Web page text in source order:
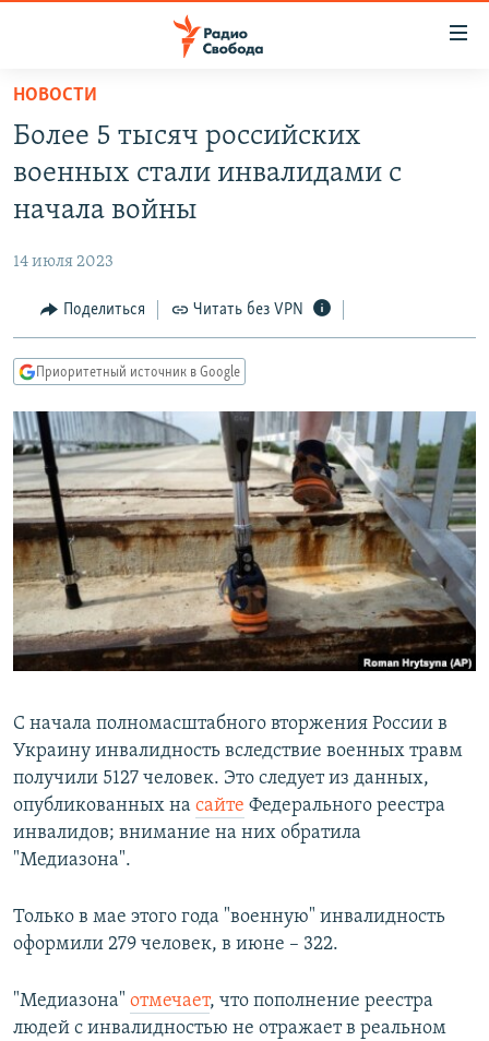
упрощенного
доступа
основному
Вернутся
Вернутся
поиску
АВТОРСКИЕ ПРОЕКТЫ
МНЕНИЯ
КУЛЬТУРА
КАВКАЗ.РЕАЛИИ
СЕВЕР.РЕАЛИИ
СИБИРЬ.РЕАЛИИ
РАСПИСАНИЕ ВЕЩАНИЯ
ПОДПИШИТЕСЬ НА РАССЫЛКУ
СОЦИАЛЬНЫЕ СЕТИ
Все сайты РСЕ/РС
НОВОСТИ
Более 5 тысяч российских
военных стали инвалидами с
начала войны
14 июля 2023
Поделиться Читать без VPN
Приоритетный источник в Google
С начала полномасштабного вторжения России в
Украину инвалидность вследствие военных травм
получили 5127 человек. Это следует из данных,
опубликованных на сайте Федерального реестра
инвалидов; внимание на них обратила
"Медиазона".
Только в мае этого года "военную" инвалидность
оформили 279 человек, в июне – 322.
"Медиазона" отмечает, что пополнение реестра
людей с инвалидностью не отражает в реальном